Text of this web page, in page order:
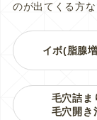
のが出てくる方
イボ(脂腺
毛穴詰ま
毛穴開き